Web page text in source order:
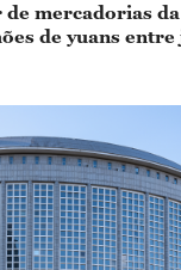
mercadorias da
de yuans